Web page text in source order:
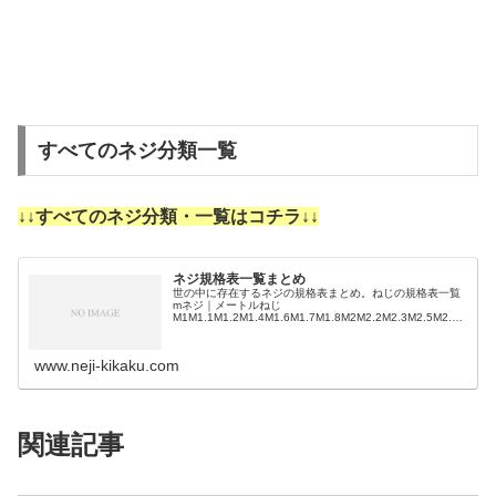
すべてのネジ分類一覧
↓↓すべてのネジ分類・一覧はコチラ↓↓
ネジ規格表一覧まとめ
世の中に存在するネジの規格表まとめ。ねじの規格表一覧
mネジ｜メートルねじ
M1M1.1M1.2M1.4M1.6M1.7M1.8M2M2.2M2.3M2.5M2.6
www.neji-kikaku.com
関連記事